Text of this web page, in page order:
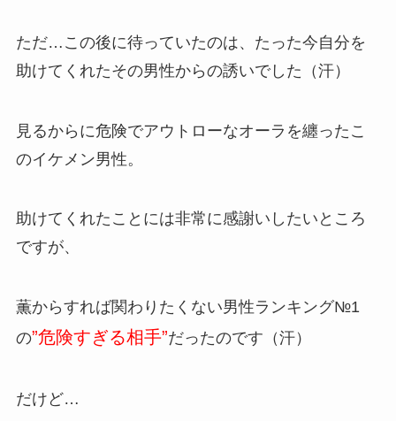
ただ…この後に待っていたのは、たった今自分を
助けてくれたその男性からの誘いでした（汗）
見るからに危険でアウトローなオーラを纏ったこ
のイケメン男性。
助けてくれたことには非常に感謝いしたいところ
ですが、
薫からすれば関わりたくない男性ランキング№1
の”危険すぎる相手”だったのです（汗）
だけど…